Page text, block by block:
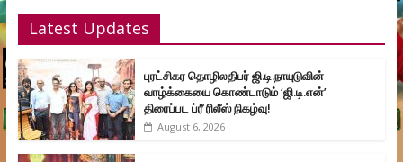
Latest Updates
புரட்சிகர தொழிலதிபர் ஜி.டி.நாயுடுவின்
வாழ்க்கையை கொண்டாடும் ‘ஜி.டி.என்’
திரைப்பட ப்ரீ ரிலீஸ் நிகழ்வு!
August 6, 2026